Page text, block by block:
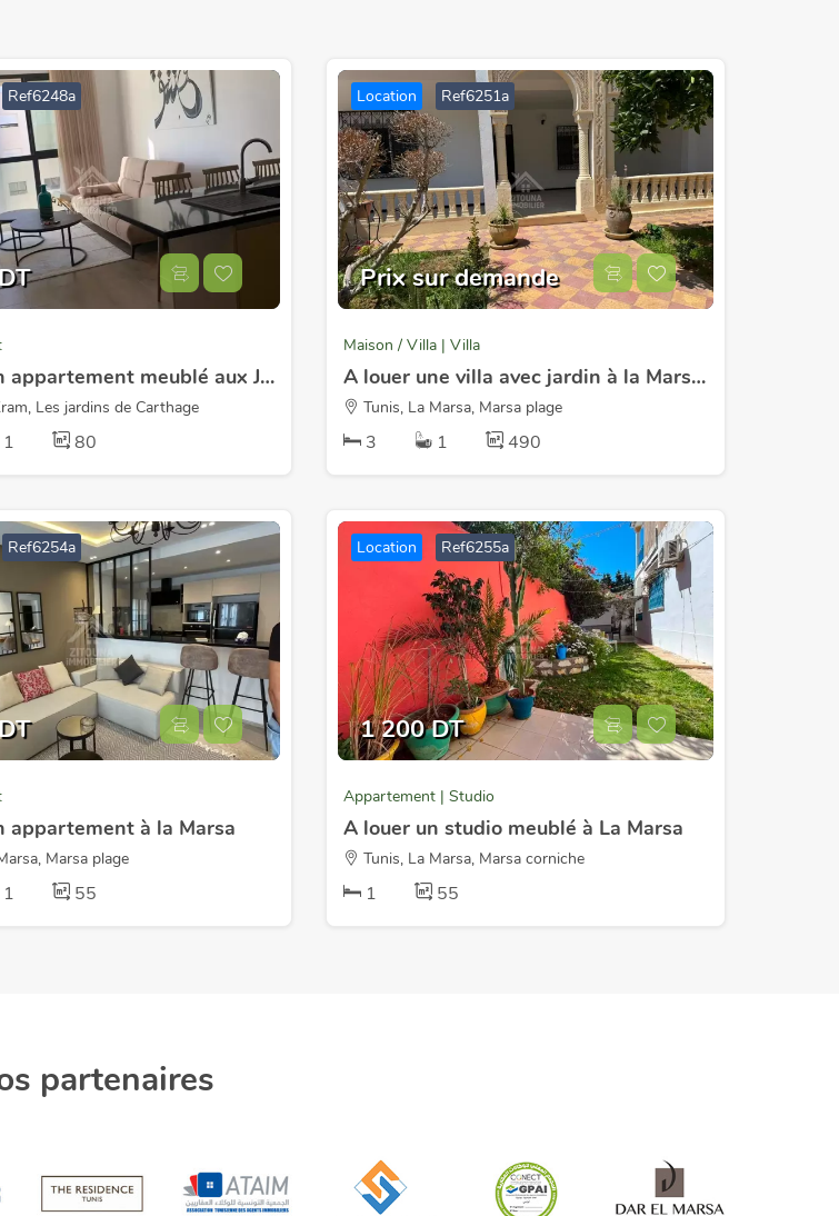
Ref6248a
A louer un appartement meublé aux Jardins de Carthage
Les jardins de Carthage
1 80
Location Ref6251a
Prix sur demande
Maison / Villa | Villa
A louer une villa avec jardin à la Marsa Saada
Tunis, La Marsa, Marsa plage
3 1 490
Ref6254a
appartement à la Marsa
Marsa plage
1 55
Location Ref6255a
1 200 DT
Appartement | Studio
A louer un studio meublé à La Marsa
Tunis, La Marsa, Marsa corniche
1 55
partenaires